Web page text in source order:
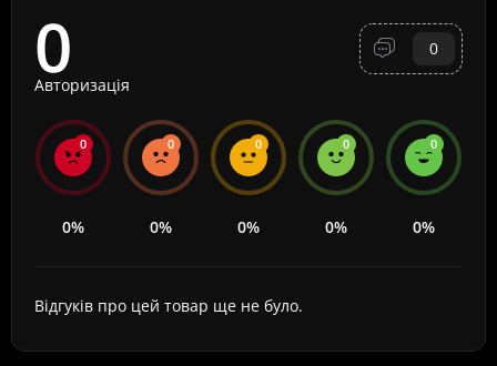
0
0
Авторизація
0
0%
0
0%
0
0%
0
0%
0
0%
Відгуків про цей товар ще не було.